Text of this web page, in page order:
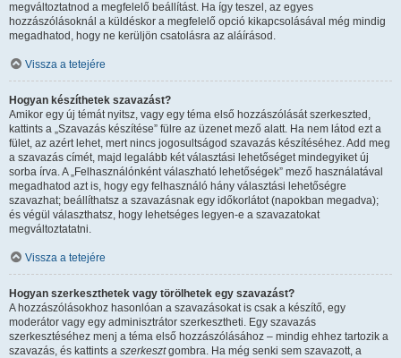
megváltoztatnod a megfelelő beállítást. Ha így teszel, az egyes
hozzászólásoknál a küldéskor a megfelelő opció kikapcsolásával még mindig
megadhatod, hogy ne kerüljön csatolásra az aláírásod.
Vissza a tetejére
Hogyan készíthetek szavazást?
Amikor egy új témát nyitsz, vagy egy téma első hozzászólását szerkeszted,
kattints a „Szavazás készítése” fülre az üzenet mező alatt. Ha nem látod ezt a
fület, az azért lehet, mert nincs jogosultságod szavazás készítéséhez. Add meg
a szavazás címét, majd legalább két választási lehetőséget mindegyiket új
sorba írva. A „Felhasználónként válaszható lehetőségek” mező használatával
megadhatod azt is, hogy egy felhasználó hány választási lehetőségre
szavazhat; beállíthatsz a szavazásnak egy időkorlátot (napokban megadva);
és végül választhatsz, hogy lehetséges legyen-e a szavazatokat
megváltoztatatni.
Vissza a tetejére
Hogyan szerkeszthetek vagy törölhetek egy szavazást?
A hozzászólásokhoz hasonlóan a szavazásokat is csak a készítő, egy
moderátor vagy egy adminisztrátor szerkesztheti. Egy szavazás
szerkesztéséhez menj a téma első hozzászólásához – mindig ehhez tartozik a
szavazás, és kattints a szerkesztgombra. Ha még senki sem szavazott, a